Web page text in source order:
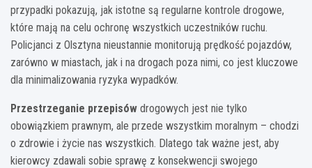
przypadki pokazują, jak istotne są regularne kontrole drogowe,
które mają na celu ochronę wszystkich uczestników ruchu.
Policjanci z Olsztyna nieustannie monitorują prędkość pojazdów,
zarówno w miastach, jak i na drogach poza nimi, co jest kluczowe
dla minimalizowania ryzyka wypadków.
Przestrzeganie przepisów drogowych jest nie tylko
obowiązkiem prawnym, ale przede wszystkim moralnym – chodzi
o zdrowie i życie nas wszystkich. Dlatego tak ważne jest, aby
kierowcy zdawali sobie sprawę z konsekwencji swojego